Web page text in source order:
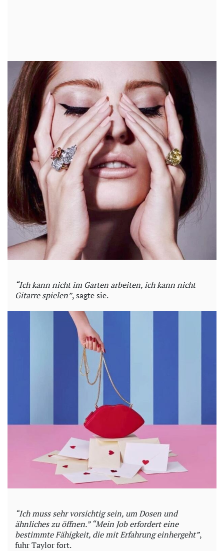
“Ich kann nicht im Garten arbeiten, ich kann nicht
Gitarre spielen”, sagte sie.
“Ich muss sehr vorsichtig sein, um Dosen und
ähnliches zu öffnen.” “Mein Job erfordert eine
bestimmte Fähigkeit, die mit Erfahrung einhergeht”,
fuhr Taylor fort.